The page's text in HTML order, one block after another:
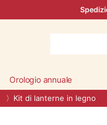
Orologio annuale
Kit di lanterne in legno